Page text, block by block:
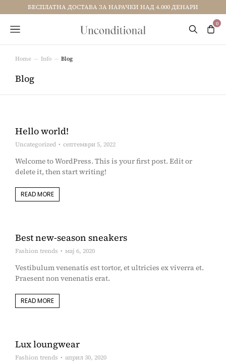
БЕСПЛАТНА ДОСТАВА ЗА НАРАЧКИ НАД 4.000 ДЕНАРИ
You are here:
Home Info Blog
Blog
Hello world!
Uncategorized септември 5, 2022
Welcome to WordPress. This is your first post. Edit or
delete it, then start writing!
READ MORE
Best new-season sneakers
Fashion trends мај 6, 2020
Vestibulum venenatis est tortor, et ultricies ex viverra et.
Praesent non venenatis erat.
READ MORE
Lux loungwear
Fashion trends април 30, 2020